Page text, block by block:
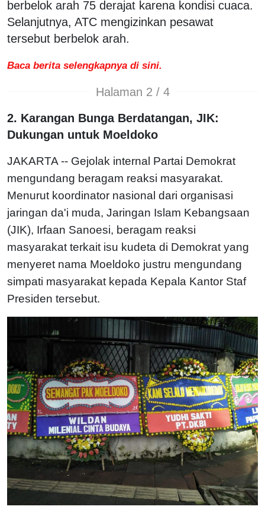
berbelok arah 75 derajat karena kondisi cuaca.
Selanjutnya, ATC mengizinkan pesawat
tersebut berbelok arah.
Baca berita selengkapnya di sini.
Halaman 2 / 4
2. Karangan Bunga Berdatangan, JIK:
Dukungan untuk Moeldoko
JAKARTA -- Gejolak internal Partai Demokrat
mengundang beragam reaksi masyarakat.
Menurut koordinator nasional dari organisasi
jaringan da'i muda, Jaringan Islam Kebangsaan
(JIK), Irfaan Sanoesi, beragam reaksi
masyarakat terkait isu kudeta di Demokrat yang
menyeret nama Moeldoko justru mengundang
simpati masyarakat kepada Kepala Kantor Staf
Presiden tersebut.